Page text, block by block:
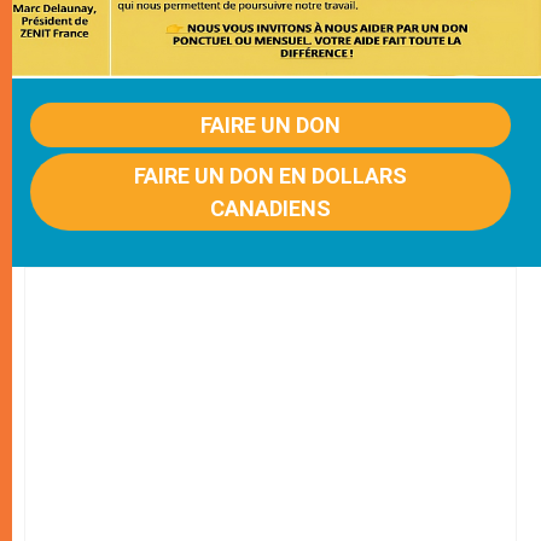
FAIRE UN DON
FAIRE UN DON EN DOLLARS
CANADIENS